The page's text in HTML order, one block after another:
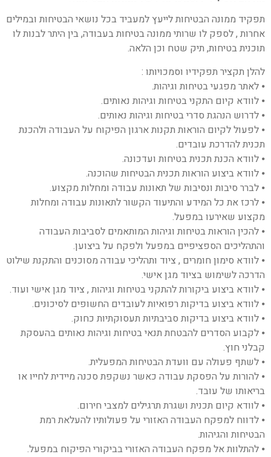
תפקיד ממונה הבטיחות לייעץ למעביד בכל נושאי הבטיחות ובמילים
אחרות , לספק לו שרותי ממונה בטיחות בעבודה, בין היתר לבנות לו
תוכנית בטיחות, תיק שטח וכן הלאה.
להלן תקציר תפקידיו וסמכויותו :
⦁ לאתר מפגעי בטיחות וגיהות.
⦁ לוודא קיום התקני בטיחות וגיהות נאותים.
⦁ לדרוש הנהגת סדרי בטיחות וגיהות נאותים.
⦁ לפעול לקיום הוראות תקנות ארגון הפיקוח על העבודה ולהכנת
תכנית להדרכת עובדים.
⦁ לוודא הכנת תכנית בטיחות ועדכונה.
⦁ לוודא ביצוע הוראות תכנית הבטיחות שהוכנה.
⦁ לברר סיבות ונסיבות של תאונות עבודה ומחלות מקצוע.
⦁ לרכז את כל המידע והתיעוד הקשור לתאונות עבודה ומחלות
מקצוע שאירעו במפעל.
⦁ להכין הוראות בטיחות וגיהות המותאמים לסביבות העבודה
והתהליכים הספציפיים במפעל ולפקח על ביצוען.
⦁ לוודא סימון חומרים , ציוד ותהליכי עבודה מסוכנים והתקנת שילוט
הדרכה לשימוש בציוד מגן אישי.
⦁ לוודא ביצוע ביקורות להתקני בטיחות וגיהות , ציוד מגן אישי ועוד.
⦁ לוודא ביצוע בדיקות רפואיות לעובדים החשופים לסיכונים.
⦁ לוודא ביצוע בדיקות סביבתיות תעסוקתיות כחוק.
⦁ לקבוע הסדרים להבטחת תנאי בטיחות וגיהות נאותים בהעסקת
קבלני חוץ.
⦁ לשתף פעולה עם וועדת הבטיחות המפעלית.
⦁ להורות על הפסקת עבודה כאשר נשקפת סכנה מיידית לחייו או
בריאותו של עובד.
⦁ לוודא קיום תכנית ושגרת תרגילים למצבי חירום.
⦁ לדווח למפקח העבודה האזורי על פעולותיו להעלאת רמת
הבטיחות והגיהות.
⦁ להתלוות אל מפקח העבודה האזורי בביקורי הפיקוח במפעל.